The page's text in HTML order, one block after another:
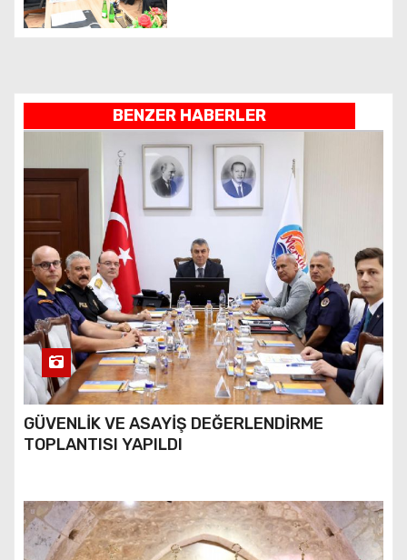
BENZER HABERLER
GÜVENLİK VE ASAYİŞ DEĞERLENDİRME
TOPLANTISI YAPILDI